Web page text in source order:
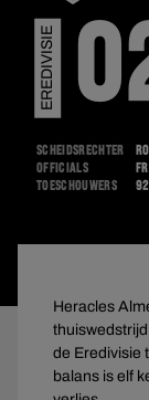
EREDIVISIE
Scheidsrechter
Officials
Toeschouwers
Heracles
de Eredivisie
balans is elf